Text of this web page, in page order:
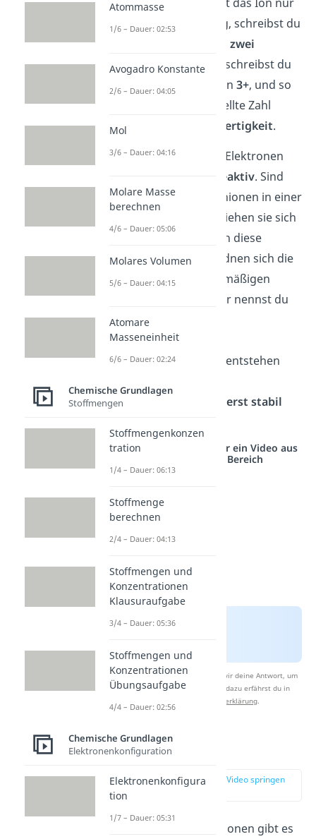
ein Elektron zu wenig, schreibst du
zwei
Elektronen zu wenig schreibst du
2+
, bei dreiElektronen 3+, und so
weiter. Die hochgestellte Zahl
bezeichnest du als
Wertigkeit.
Durch die fehlenden Elektronen
sehr reaktiv. Sind
viele Kationen und Anionen in einer
Lösung vorhanden, ziehen sie sich
gegenseitig an. Durch diese
Anziehungskräfte ordnen sich die
Ionen in einem regelmäßigen
Gitter an. Die Struktur nennst du
Ionengitter
Anziehungskräfte
Ionenbindungen
. So entstehen
Ionenbindungen
äußerst stabil
Studyflix vernetzt: Hier ein Video aus
einem anderen Bereich
Nach Beantwortung speichern wir deine Antwort, um
Studyflix zu verbessern. Mehr dazu erfährst du in
Datenschutzerklärung
Metallionen
zur Stelle im Video springen
(00:59)
Neben einfachen Kationen gibt es
Atommasse
1/6 – Dauer: 02:53
Avogadro Konstante
2/6 – Dauer: 04:05
Mol
3/6 – Dauer: 04:16
Molare Masse
berechnen
4/6 – Dauer: 05:06
Molares Volumen
5/6 – Dauer: 04:15
Atomare
Masseneinheit
6/6 – Dauer: 02:24
Chemische Grundlagen
Stoffmengen
Stoffmengenkonzen
tration
1/4 – Dauer: 06:13
Stoffmenge
berechnen
2/4 – Dauer: 04:13
Stoffmengen und
Konzentrationen
Klausuraufgabe
3/4 – Dauer: 05:36
Stoffmengen und
Konzentrationen
Übungsaufgabe
4/4 – Dauer: 02:56
Chemische Grundlagen
Elektronenkonfiguration
Elektronenkonfigura
tion
1/7 – Dauer: 05:31